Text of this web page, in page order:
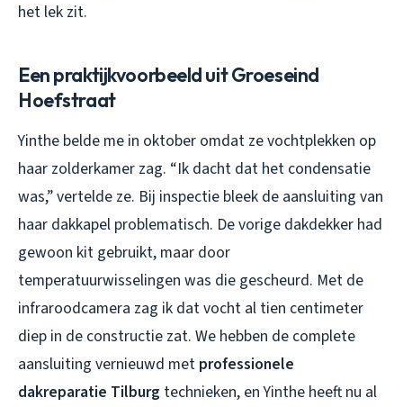
het lek zit.
Een praktijkvoorbeeld uit Groeseind
Hoefstraat
Yinthe belde me in oktober omdat ze vochtplekken op
haar zolderkamer zag. “Ik dacht dat het condensatie
was,” vertelde ze. Bij inspectie bleek de aansluiting van
haar dakkapel problematisch. De vorige dakdekker had
gewoon kit gebruikt, maar door
temperatuurwisselingen was die gescheurd. Met de
infraroodcamera zag ik dat vocht al tien centimeter
diep in de constructie zat. We hebben de complete
aansluiting vernieuwd met professionele
dakreparatie Tilburg technieken, en Yinthe heeft nu al